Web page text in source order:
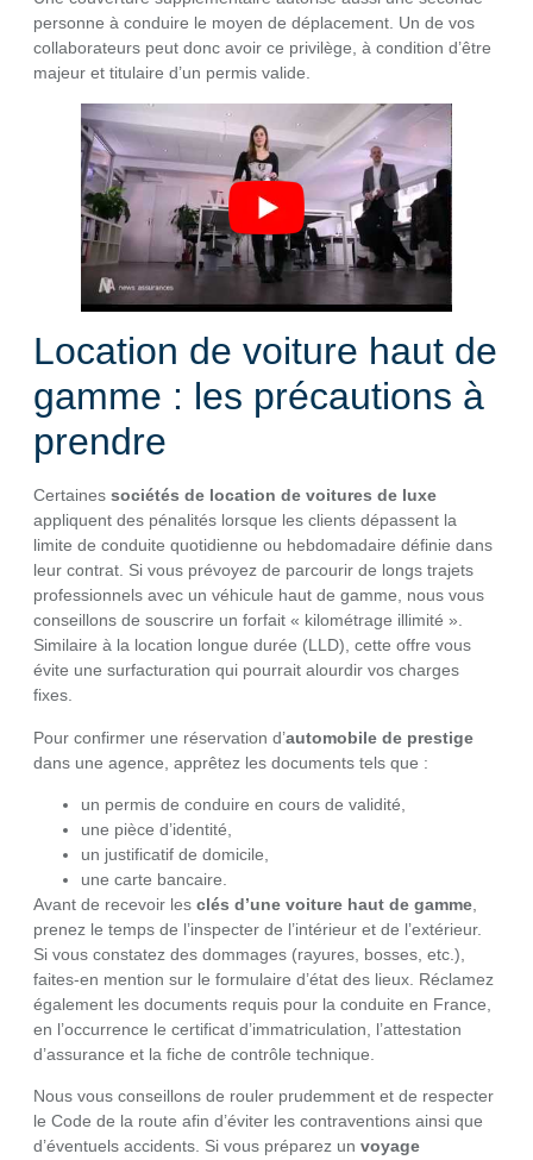
personne à conduire le moyen de déplacement. Un de vos
collaborateurs peut donc avoir ce privilège, à condition d’être
majeur et titulaire d’un permis valide.
Location de voiture haut de
gamme : les précautions à
prendre
Certaines sociétés de location de voitures de luxe
appliquent des pénalités lorsque les clients dépassent la
limite de conduite quotidienne ou hebdomadaire définie dans
leur contrat. Si vous prévoyez de parcourir de longs trajets
professionnels avec un véhicule haut de gamme, nous vous
conseillons de souscrire un forfait « kilométrage illimité ».
Similaire à la location longue durée (LLD), cette offre vous
évite une surfacturation qui pourrait alourdir vos charges
fixes.
Pour confirmer une réservation d’automobile de prestige
dans une agence, apprêtez les documents tels que :
un permis de conduire en cours de validité,
une pièce d’identité,
un justificatif de domicile,
une carte bancaire.
Avant de recevoir les clés d’une voiture haut de gamme
prenez le temps de l’inspecter de l’intérieur et de l’extérieur.
Si vous constatez des dommages (rayures, bosses, etc.),
faites-en mention sur le formulaire d’état des lieux. Réclamez
également les documents requis pour la conduite en France,
en l’occurrence le certificat d’immatriculation, l’attestation
d’assurance et la fiche de contrôle technique.
Nous vous conseillons de rouler prudemment et de respecter
le Code de la route afin d’éviter les contraventions ainsi que
d’éventuels accidents. Si vous préparez un voyage